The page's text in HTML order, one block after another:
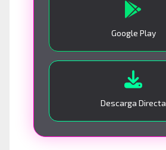
Google Play
Descarga Directa